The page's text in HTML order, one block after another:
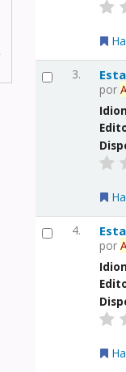
3.
por
4.
por